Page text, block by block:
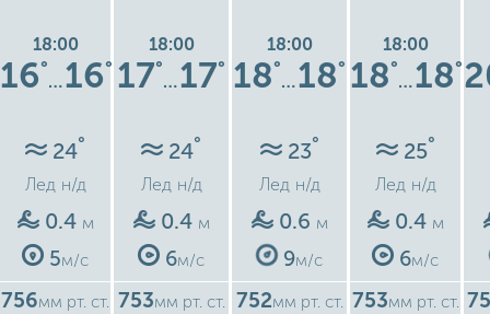
18:00
16°
…16°
24°
Лед н/д
0.4 м
5м/с
756мм рт. ст.
18:00
17°
…17°
24°
Лед н/д
0.4 м
6м/с
753мм рт. ст.
18:00
18°
…18°
23°
Лед н/д
0.6 м
9м/с
752мм рт. ст.
18:00
18°
…18°
25°
Лед н/д
0.4 м
6м/с
753мм рт. ст.